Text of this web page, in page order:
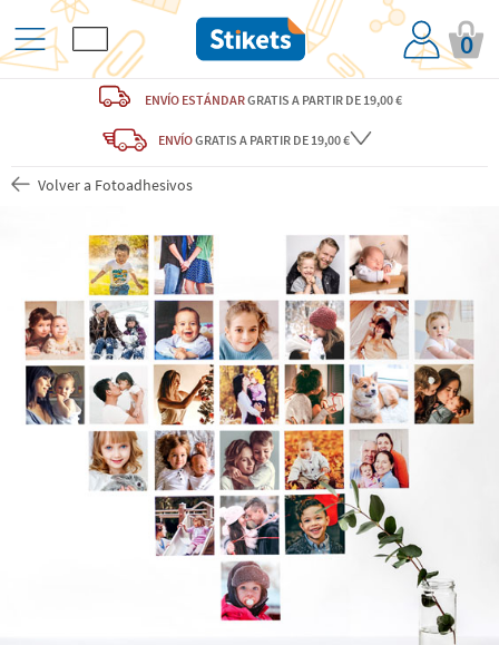
0
ENVÍO ESTÁNDARGRATIS A PARTIR DE 19,00 €
ENVÍOGRATIS A PARTIR DE 19,00 €
Volver a Fotoadhesivos